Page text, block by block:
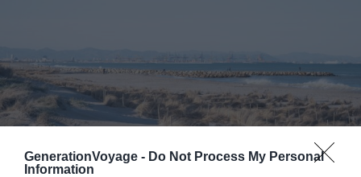
GenerationVoyage - Do Not Process My Personal
Information